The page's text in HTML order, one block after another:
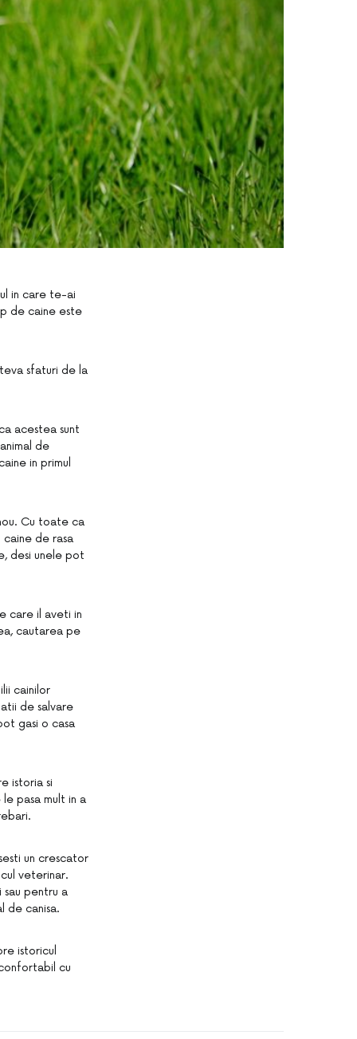
in care te-ai
de caine este
sfaturi de la
acestea sunt
de
in primul
Cu toate ca
de rasa
desi unele pot
care il aveti in
cautarea pe
cainilor
de salvare
gasi o casa
istoria si
pasa mult in a
un crescator
veterinar.
pentru a
de canisa.
istoricul
cu